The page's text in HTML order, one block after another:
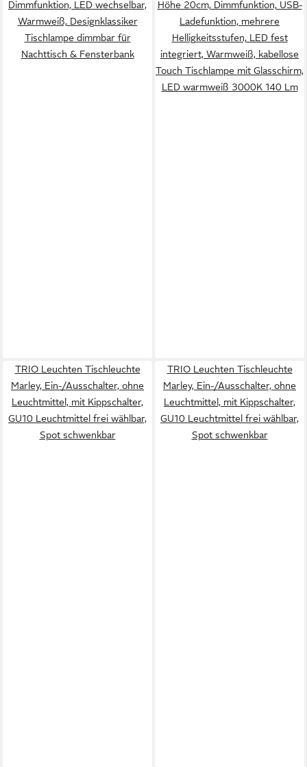
Dimmfunktion, LED wechselbar,
Warmweiß, Designklassiker
Tischlampe dimmbar für
Nachttisch & Fensterbank
Höhe 20cm, Dimmfunktion, USB-
Ladefunktion, mehrere
Helligkeitsstufen, LED fest
integriert, Warmweiß, kabellose
Touch Tischlampe mit Glasschirm,
LED warmweiß 3000K 140 Lm
TRIO Leuchten Tischleuchte
Marley, Ein-/Ausschalter, ohne
Leuchtmittel, mit Kippschalter,
GU10 Leuchtmittel frei wählbar,
Spot schwenkbar
TRIO Leuchten Tischleuchte
Marley, Ein-/Ausschalter, ohne
Leuchtmittel, mit Kippschalter,
GU10 Leuchtmittel frei wählbar,
Spot schwenkbar